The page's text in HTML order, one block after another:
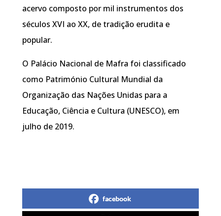
acervo composto por mil instrumentos dos
séculos XVI ao XX, de tradição erudita e
popular.
O Palácio Nacional de Mafra foi classificado
como Património Cultural Mundial da
Organização das Nações Unidas para a
Educação, Ciência e Cultura (UNESCO), em
julho de 2019.
facebook